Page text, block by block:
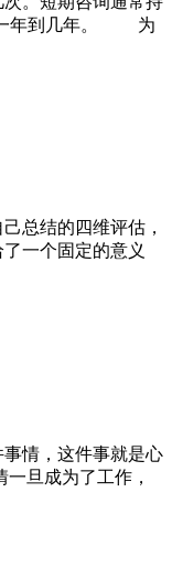
一年到几年。 为
总结的四维评估，
一个固定的意义
情，这件事就是心
旦成为了工作，